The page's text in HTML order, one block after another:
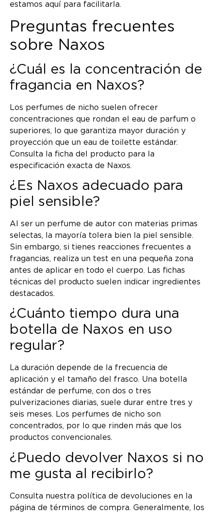
estamos aquí para facilitarla.
Preguntas frecuentes
sobre Naxos
¿Cuál es la concentración de
fragancia en Naxos?
Los perfumes de nicho suelen ofrecer
concentraciones que rondan el eau de parfum o
superiores, lo que garantiza mayor duración y
proyección que un eau de toilette estándar.
Consulta la ficha del producto para la
especificación exacta de Naxos.
¿Es Naxos adecuado para
piel sensible?
Al ser un perfume de autor con materias primas
selectas, la mayoría tolera bien la piel sensible.
Sin embargo, si tienes reacciones frecuentes a
fragancias, realiza un test en una pequeña zona
antes de aplicar en todo el cuerpo. Las fichas
técnicas del producto suelen indicar ingredientes
destacados.
¿Cuánto tiempo dura una
botella de Naxos en uso
regular?
La duración depende de la frecuencia de
aplicación y el tamaño del frasco. Una botella
estándar de perfume, con dos o tres
pulverizaciones diarias, suele durar entre tres y
seis meses. Los perfumes de nicho son
concentrados, por lo que rinden más que los
productos convencionales.
¿Puedo devolver Naxos si no
me gusta al recibirlo?
Consulta nuestra política de devoluciones en la
página de términos de compra. Generalmente, los